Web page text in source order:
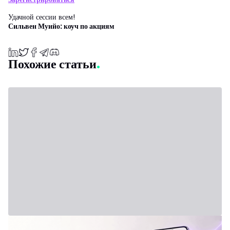
Удачной сессии всем!
Сильвен Муийо: коуч по акциям
Похожие статьи